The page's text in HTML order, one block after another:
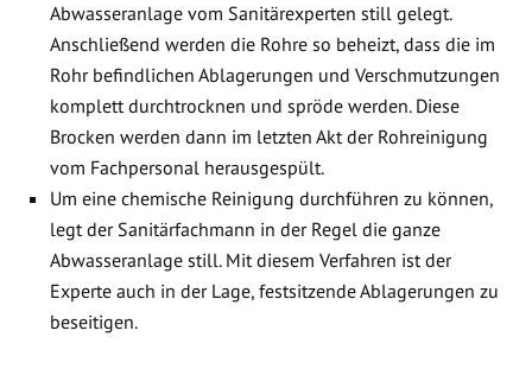
Abwasseranlage vom Sanitärexperten still gelegt.
Anschließend werden die Rohre so beheizt, dass die im
Rohr befindlichen Ablagerungen und Verschmutzungen
komplett durchtrocknen und spröde werden. Diese
Brocken werden dann im letzten Akt der Rohreinigung
vom Fachpersonal herausgespült.
Um eine chemische Reinigung durchführen zu können,
legt der Sanitärfachmann in der Regel die ganze
Abwasseranlage still. Mit diesem Verfahren ist der
Experte auch in der Lage, festsitzende Ablagerungen zu
beseitigen.